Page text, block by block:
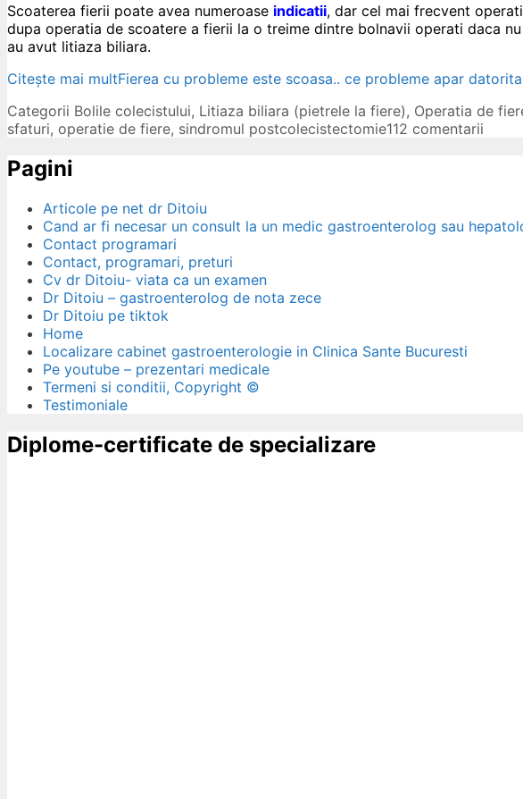
Scoaterea fierii poate avea numeroase indicatii, dar cel mai frecvent
dupa operatia de scoatere a fierii la o treime dintre bolnavii operati daca
au avut litiaza biliara.
Citește mai multFierea cu probleme este scoasa.. ce probleme apar
Categorii Bolile colecistului, Litiaza biliara (pietrele la fiere), Operatia de
sfaturi, operatie de fiere, sindromul postcolecistectomie112 comentarii
Pagini
Articole pe net dr Ditoiu
Cand ar fi necesar un consult la un medic gastroenterolog sau
Contact programari
Contact, programari, preturi
Cv dr Ditoiu- viata ca un examen
Dr Ditoiu – gastroenterolog de nota zece
Dr Ditoiu pe tiktok
Home
Localizare cabinet gastroenterologie in Clinica Sante Bucuresti
Pe youtube – prezentari medicale
Termeni si conditii, Copyright ©
Testimoniale
Diplome-certificate de specializare